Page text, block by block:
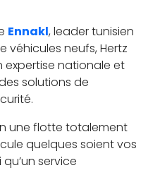
Ennakl, leader tunisien
véhicules neufs, Hertz
expertise nationale et
solutions de
une flotte totalement
quelques soient vos
service